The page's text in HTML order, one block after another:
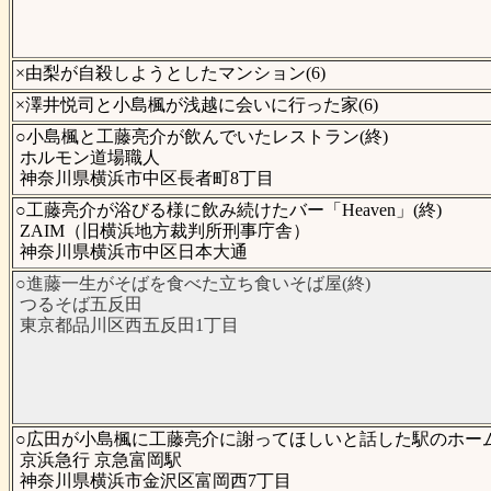
×由梨が自殺しようとしたマンション(6)
×澤井悦司と小島楓が浅越に会いに行った家(6)
○小島楓と工藤亮介が飲んでいたレストラン(終)
ホルモン道場職人
神奈川県横浜市中区長者町8丁目
○工藤亮介が浴びる様に飲み続けたバー「Heaven」(終)
ZAIM（旧横浜地方裁判所刑事庁舎）
神奈川県横浜市中区日本大通
○進藤一生がそばを食べた立ち食いそば屋(終)
つるそば五反田
東京都品川区西五反田1丁目
○広田が小島楓に工藤亮介に謝ってほしいと話した駅のホー
京浜急行 京急富岡駅
神奈川県横浜市金沢区富岡西7丁目